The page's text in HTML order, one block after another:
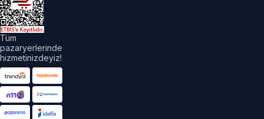
Tüm
pazaryerlerinde
hizmetinizdeyiz!